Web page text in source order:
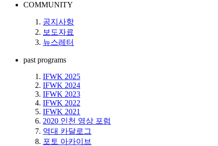
COMMUNITY
공지사항
보도자료
뉴스레터
past programs
IFWK 2025
IFWK 2024
IFWK 2023
IFWK 2022
IFWK 2021
2020 인천 영상 포럼
역대 카달로그
포토 아카이브